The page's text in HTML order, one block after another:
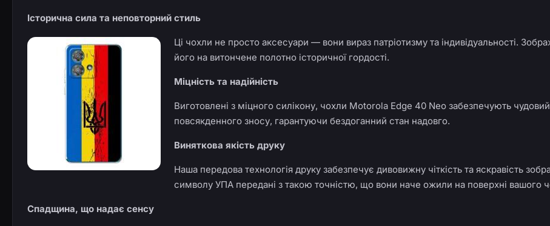
Історична сила та неповторний стиль
Ці чохли не просто аксесуари — вони вираз патріотизму та індивідуальності.
його на витончене полотно історичної гордості.
Міцність та надійність
Виготовлені з міцного силікону, чохли Motorola Edge 40 Neo забезпечують
повсякденного зносу, гарантуючи бездоганний стан надовго.
Виняткова якість друку
Наша передова технологія друку забезпечує дивовижну чіткість та яскравість
символу УПА передані з такою точністю, що вони наче ожили на поверхні вашого
Спадщина, що надає сенсу